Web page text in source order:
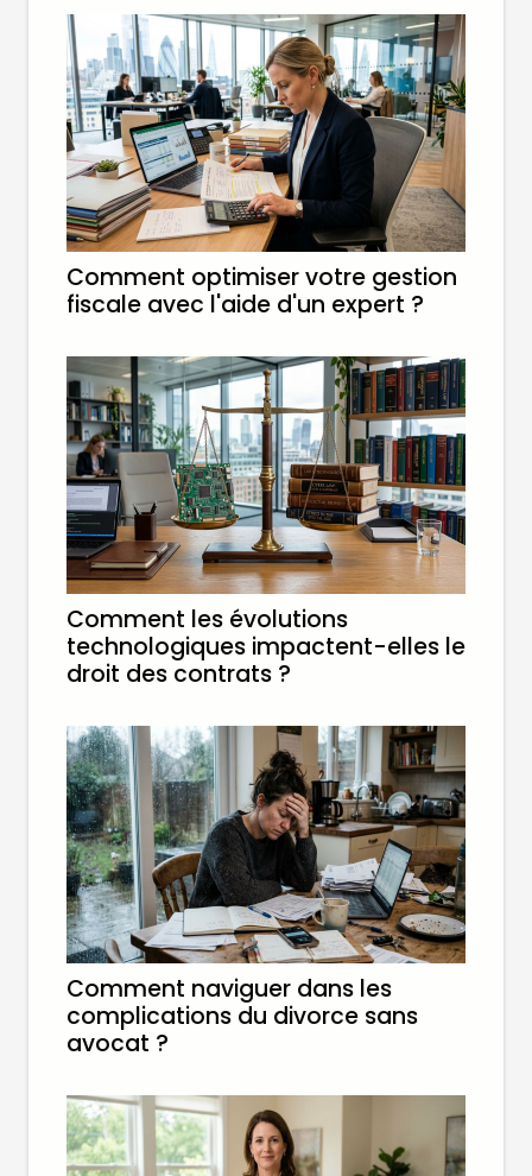
Comment optimiser votre gestion
fiscale avec l'aide d'un expert ?
Comment les évolutions
technologiques impactent-elles le
droit des contrats ?
Comment naviguer dans les
complications du divorce sans
avocat ?